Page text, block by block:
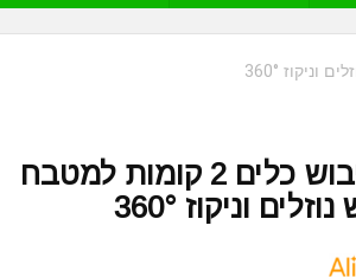
מתקן ייבוש כלים 2 קומות למטבח
וניקוז 360°